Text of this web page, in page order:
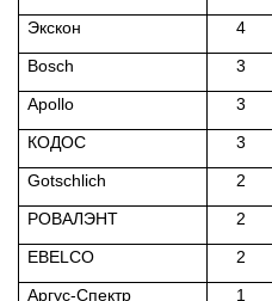
Экскон
4
Bosch
3
Apollo
3
КОДОС
3
Gotschlich
2
РОВАЛЭНТ
2
EBELCO
2
Аргус-Спектр
1